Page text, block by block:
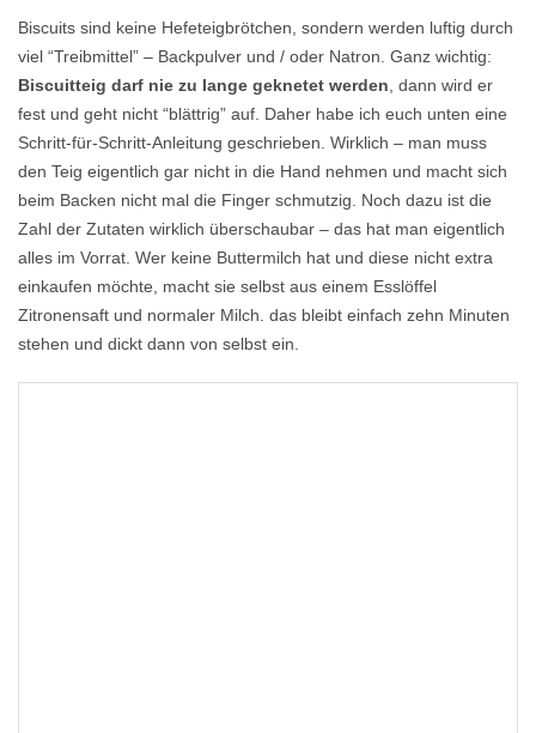
Biscuits sind keine Hefeteigbrötchen, sondern werden luftig durch
viel “Treibmittel” – Backpulver und / oder Natron. Ganz wichtig:
Biscuitteig darf nie zu lange geknetet werden , dann wird er
fest und geht nicht “blättrig” auf. Daher habe ich euch unten eine
Schritt-für-Schritt-Anleitung geschrieben. Wirklich – man muss
den Teig eigentlich gar nicht in die Hand nehmen und macht sich
beim Backen nicht mal die Finger schmutzig. Noch dazu ist die
Zahl der Zutaten wirklich überschaubar – das hat man eigentlich
alles im Vorrat. Wer keine Buttermilch hat und diese nicht extra
einkaufen möchte, macht sie selbst aus einem Esslöffel
Zitronensaft und normaler Milch. das bleibt einfach zehn Minuten
stehen und dickt dann von selbst ein.